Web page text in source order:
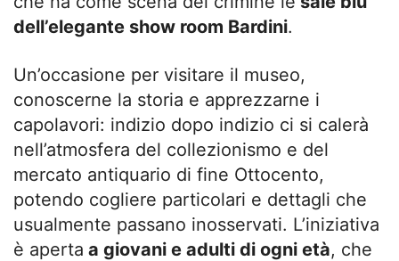
dell’elegante show room Bardini.
Un’occasione per visitare il museo,
conoscerne la storia e apprezzarne i
capolavori: indizio dopo indizio ci si calerà
nell’atmosfera del collezionismo e del
mercato antiquario di fine Ottocento,
potendo cogliere particolari e dettagli che
usualmente passano inosservati. L’iniziativa
è aperta a giovani e adulti di ogni età, che